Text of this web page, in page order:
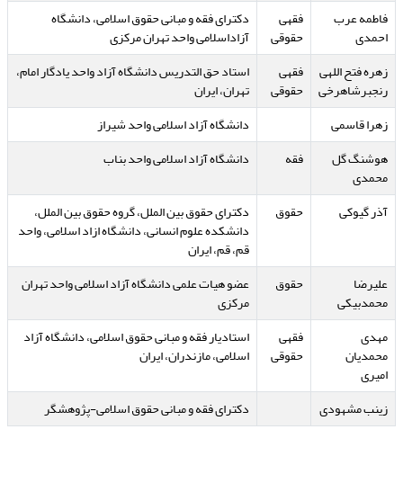
فاطمه عرب
احمدی
فقهی
حقوقی
دکترای فقه و مبانی حقوق اسلامی، دانشگاه
آزاداسلامی واحد تهران مرکزی
زهره فتح اللهی
رنجبرشاهرخی
فقهی
حقوقی
استاد حق التدریس دانشگاه آزاد واحد یادگار امام،
تهران، ایران
زهرا قاسمی
دانشگاه آزاد اسلامی واحد شیراز
هوشنگ گل
محمدی
فقه دانشگاه آزاد اسلامی واحد بناب
آذر گیوکی حقوق دکترای حقوق بین الملل، گروه حقوق بین الملل،
دانشکده علوم انسانی، دانشگاه ازاد اسلامی، واحد
قم، قم، ایران
علیرضا
محمدبیکی
حقوق عضو هیات علمی دانشگاه آزاد اسلامی واحد تهران
مرکزی
مهدی
محمدیان
امیری
فقهی
حقوقی
استادیار فقه و مبانی حقوق اسلامی، دانشگاه آزاد
اسلامی، مازندران، ایران
زینب مشهودی دکترای فقه و مبانی حقوق اسلامی-پژوهشگر